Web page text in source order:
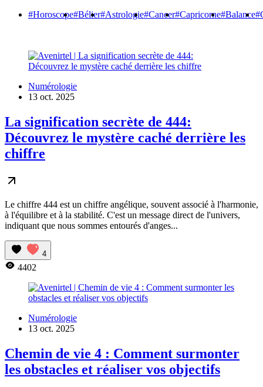
#Horoscope#Bélier#Astrologie#Cancer#Capricorne#Balance
Numérologie
13 oct. 2025
La signification secrète de 444:
Découvrez le mystère caché derrière les
chiffre
Le chiffre 444 est un chiffre angélique, souvent associé à l'harmonie,
à l'équilibre et à la stabilité. C'est un message direct de l'univers,
indiquant que nous sommes entourés d'anges...
4
4402
Numérologie
13 oct. 2025
Chemin de vie 4 : Comment surmonter
les obstacles et réaliser vos objectifs